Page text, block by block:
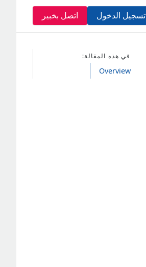
تسجيل الدخول اتصل بخبير
في هذه المقالة:
Overview